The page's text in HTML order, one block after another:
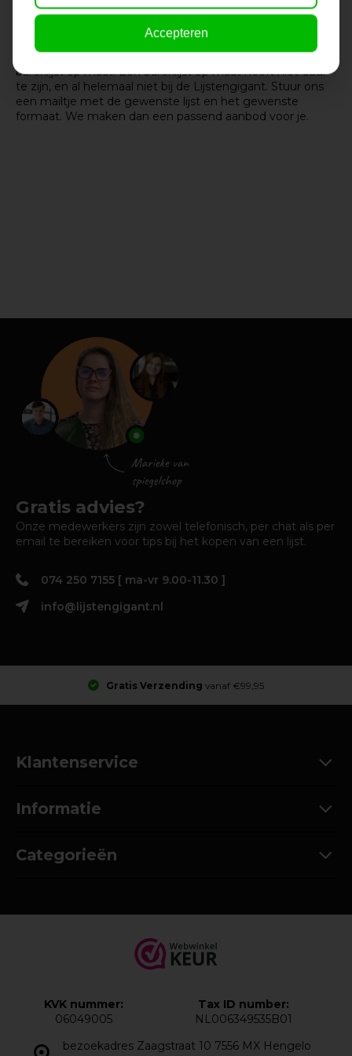
met het maken van lijsten, waaronder ook baroklijsten. Bij
Lijstengigant heb je keuze uit zwarte, gouden en witte
baroklijsten. Ook hebben we een ruime keus in maten. En
als de juiste maat er niet voor je bij zit, dan maken we een
baroklijst op maat. Een baroklijst op maat hoeft niet duur
te zijn, en al helemaal niet bij de Lijstengigant. Stuur ons
een mailtje met de gewenste lijst en het gewenste
formaat. We maken dan een passend aanbod voor je.
Gratis advies?
Onze medewerkers zijn zowel telefonisch, per chat als per
email te bereiken voor tips bij het kopen van een lijst.
074 250 7155 [ ma-vr 9.00-11.30 ]
info@lijstengigant.nl
Gratis Verzending vanaf €99,95
Klantenservice
Informatie
Categorieën
bezoekadres Zaagstraat 10 7556 MX Hengelo
KVK nummer:
06049005
Tax ID number:
NL006349535B01
Accepteren